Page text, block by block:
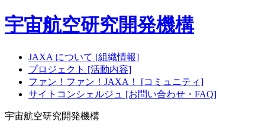
宇宙航空研究開発機構
JAXA について [組織情報]
プロジェクト [活動内容]
ファン！ファン！JAXA！ [コミュニティ]
サイトコンシェルジュ [お問い合わせ・FAQ]
宇宙航空研究開発機構